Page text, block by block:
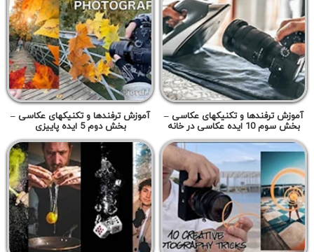
آموزش ترفندها و تکنیکهای عکاسی –
بخش سوم 10 ایده عکاسی در خانه
آموزش ترفندها و تکنیکهای عکاسی –
بخش دوم 5 ایده پاییزی